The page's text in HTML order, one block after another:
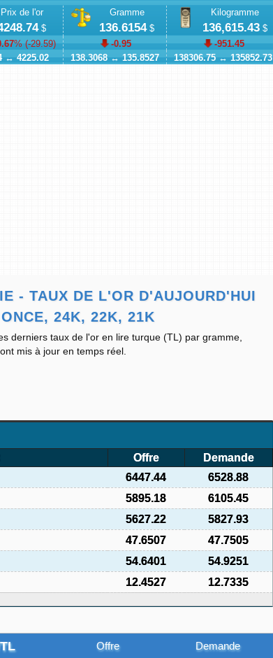
Prix de l'or
$
% (-29.59)
↔ 4225.02
Gramme
136.6154$
-0.95
138.3068↔ 135.8527
Kilogramme
136,615.43 $
-951.45
138306.75↔ 135852.73
- TAUX DE L'OR D'AUJOURD'HUI
24K, 22K, 21K
derniers taux de l'or en lire turque (TL) par gramme,
mis à jour en temps réel.
Offre Demande
6447.44 6528.88
5895.18 6105.45
5627.22 5827.93
47.6507 47.7505
54.6401 54.9251
12.4527 12.7335
Offre Demande